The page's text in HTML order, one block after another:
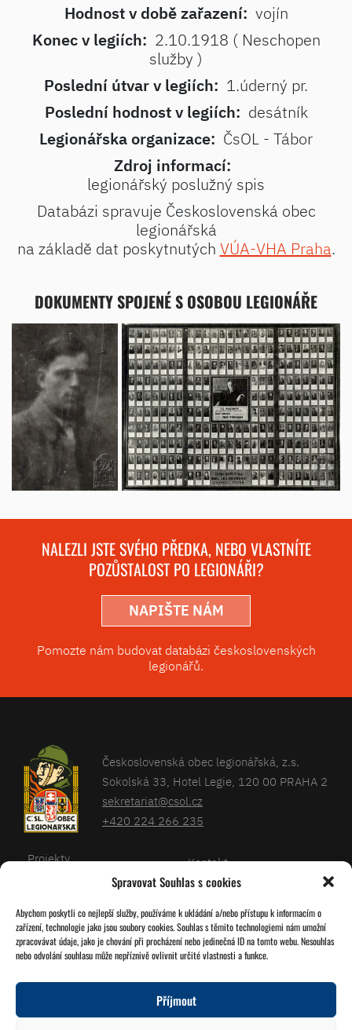
Spravovat Souhlas s cookies
Abychom poskytli co nejlepší služby, používáme k ukládání a/nebo přístupu k informacím o
zařízení, technologie jako jsou soubory cookies. Souhlas s těmito technologiemi nám umožní
zpracovávat údaje, jako je chování při procházení nebo jedinečná ID na tomto webu. Nesouhlas
nebo odvolání souhlasu může nepříznivě ovlivnit určité vlastnosti a funkce.
Příjmout
Hodnost v době zařazení: vojín
Konec v legiích: 2.10.1918 ( Neschopen
služby )
Poslední útvar v legiích: 1.úderný pr.
Poslední hodnost v legiích: desátník
Legionářska organizace: ČsOL - Tábor
Zdroj informací:
legionářský poslužný spis
Databázi spravuje Československá obec
legionářská
na základě dat poskytnutých VÚA-VHA Praha.
DOKUMENTY SPOJENÉ S OSOBOU LEGIONÁŘE
NALEZLI JSTE SVÉHO PŘEDKA, NEBO VLASTNÍTE
POZŮSTALOST PO LEGIONÁŘI?
NAPIŠTE NÁM
Pomozte nám budovat databázi československých
legionářů.
Československá obec legionářská, z.s.
Sokolská 33, Hotel Legie, 120 00 PRAHA 2
sekretariat@csol.cz
+420 224 266 235
Sledujte nás!
Projekty
Kalendář
O nás
Kontakt
Databáze legionářů
Pro členy
Zásady cookies